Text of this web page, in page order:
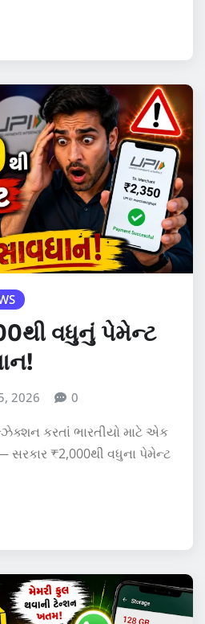
વધુનું પેમેન્ટ
2026 0
કરતાં ભારતીયો માટે એક
સરકાર ₹2,000થી વધુના પેમેન્ટ